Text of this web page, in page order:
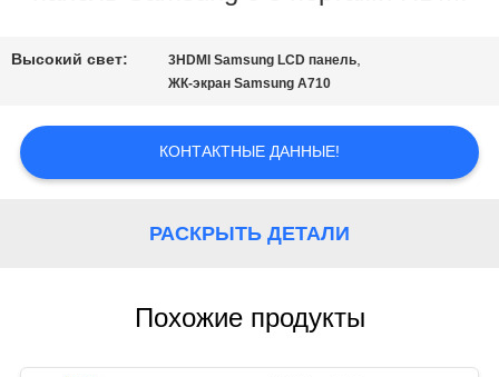
НАША
КОНТРОЛЬ
КАЧЕСТВА
ОТПРАВИТЬ
Высокий свет: 3HDMI Samsung LCD панель,
ЖК-экран Samsung A710
КОНТАКТНЫЕ ДАННЫЕ!
РАСКРЫТЬ ДЕТАЛИ
Похожие продукты